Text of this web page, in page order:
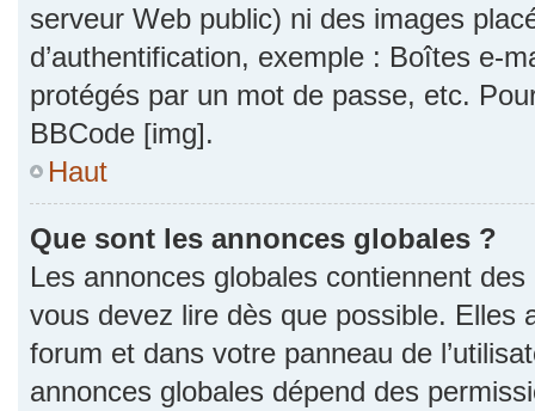
serveur Web public) ni des images
d’authentification, exemple : Boîtes e-
protégés par un mot de passe, etc.
BBCode [img].
Haut
Que sont les annonces globales ?
Les annonces globales contiennent
vous devez lire dès que possible. Elles
forum et dans votre panneau de
annonces globales dépend des